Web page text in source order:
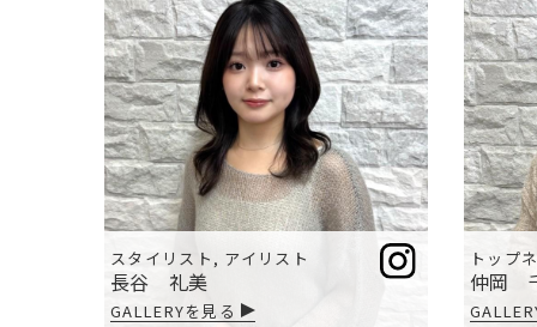
スタイリスト, アイリスト
長谷 礼美
GALLERYを見る
トップ
仲岡